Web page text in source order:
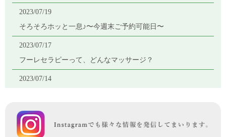
2019/12/20
2019/12/06
月8日(日)に開催します♪
2019/10/18
2023/07/19
そろそろホッと一息♪〜今週末ご予約可能日〜
2023/07/17
フーレセラピーって、どんなマッサージ？
2023/07/14
2023/07/05
＊雨の日はひとやすみ＊本日のお客様♪